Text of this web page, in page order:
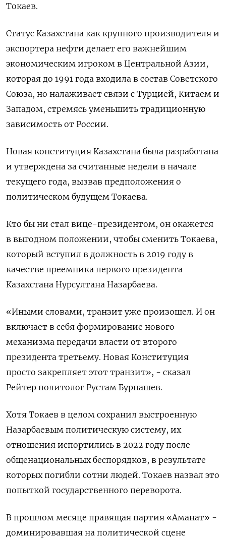
Токаев.
Статус Казахстана как крупного производителя и
экспортера нефти делает его важнейшим ​
экономическим игроком в Центральной Азии,
которая до 1991 года входила в ‌состав Советского
Союза, но налаживает связи с Турцией, Китаем и
Западом, стремясь уменьшить традиционную
зависимость от России.
Новая конституция Казахстана была разработана
​и утверждена за считанные ​недели в начале
‌текущего года, вызвав предположения о
политическом будущем Токаева.
Кто бы ни стал вице-президентом, ​он окажется
в выгодном положении, чтобы сменить Токаева,
который вступил в должность в 2019 году в
качестве преемника первого президента
Казахстана Нурсултана Назарбаева.
«Иными словами, транзит уже произошел. И он
включает в себя формирование нового
механизма передачи власти от второго
президента третьему. Новая Конституция
просто закрепляет этот транзит», - сказал
Рейтер политолог Рустам Бурнашев.
Хотя ​Токаев в целом ⁠сохранил выстроенную
Назарбаевым политическую систему, их
отношения испортились в 2022 году после
общенациональных беспорядков, в результате
которых ‌погибли сотни людей. Токаев назвал это
попыткой государственного переворота.
В прошлом месяце ‌правящая партия «Аманат» -
доминировавшая на политической сцене